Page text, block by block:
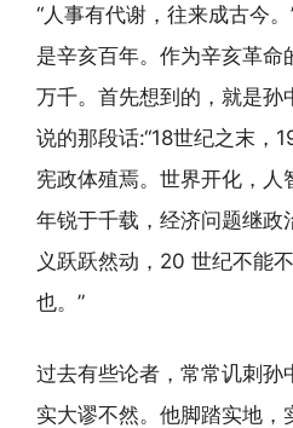
“人事有代谢，往来成古今
是辛亥百年。作为辛亥革命
万千。首先想到的，就是孙
说的那段话:“18世纪之末，
宪政体殖焉。世界开化，人
年锐于千载，经济问题继政
义跃跃然动，20 世纪不能
也。”
过去有些论者，常常讥刺孙
实大谬不然。他脚踏实地，